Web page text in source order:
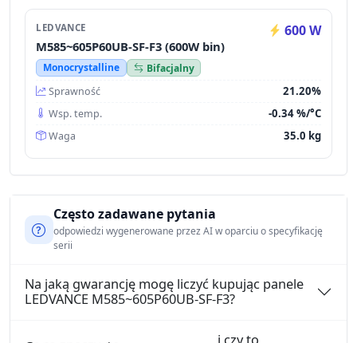
LEDVANCE 600 W
M585~605P60UB-SF-F3 (600W bin)
Monocrystalline
Bifacjalny
Sprawność
21.20%
Wsp. temp. -0.34 %/°C
Waga 35.0 kg
Często zadawane pytania
odpowiedzi wygenerowane przez AI w oparciu o specyfikację
serii
Na jaką gwarancję mogę liczyć kupując panele
LEDVANCE M585~605P60UB-SF-F3?